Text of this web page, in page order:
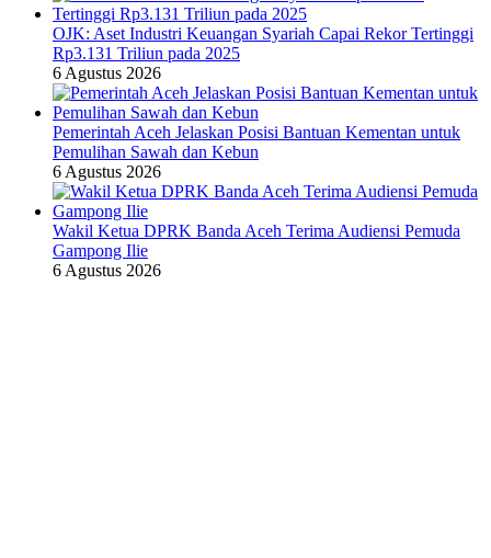
OJK: Aset Industri Keuangan Syariah Capai Rekor Tertinggi
Rp3.131 Triliun pada 2025
6 Agustus 2026
Pemerintah Aceh Jelaskan Posisi Bantuan Kementan untuk
Pemulihan Sawah dan Kebun
6 Agustus 2026
Wakil Ketua DPRK Banda Aceh Terima Audiensi Pemuda
Gampong Ilie
6 Agustus 2026